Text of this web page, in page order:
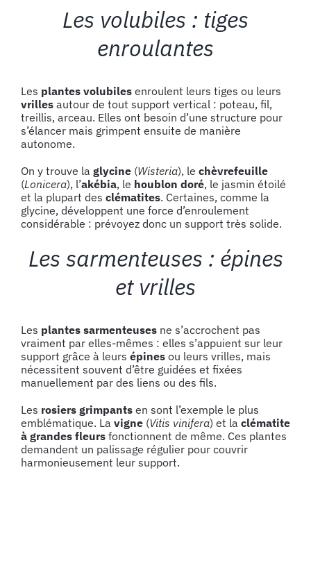
Les volubiles : tiges
enroulantes
Les plantes volubiles enroulent leurs tiges ou leurs
vrilles autour de tout support vertical : poteau, fil,
treillis, arceau. Elles ont besoin d’une structure pour
s’élancer mais grimpent ensuite de manière
autonome.
On y trouve la glycine (Wisteria), le chèvrefeuille
(Lonicera), l’akébia, le houblon doré, le jasmin étoilé
et la plupart des clématites. Certaines, comme la
glycine, développent une force d’enroulement
considérable : prévoyez donc un support très solide.
Les sarmenteuses : épines
et vrilles
Les plantes sarmenteuses ne s’accrochent pas
vraiment par elles-mêmes : elles s’appuient sur leur
support grâce à leurs épines ou leurs vrilles, mais
nécessitent souvent d’être guidées et fixées
manuellement par des liens ou des fils.
Les rosiers grimpants en sont l’exemple le plus
emblématique. La vigne (Vitis vinifera) et la clématite
à grandes fleurs fonctionnent de même. Ces plantes
demandent un palissage régulier pour couvrir
harmonieusement leur support.